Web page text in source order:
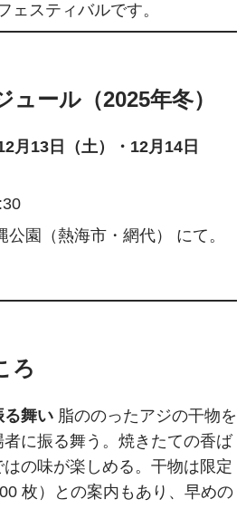
ェスティバルです。
ュール（2025年冬）
月13日（土）・12月14日
公園（熱海市・網代） にて。
ろ
る舞い 脂ののったアジの干物を
に振る舞う。焼きたての香ば
はの味が楽しめる。干物は限定
枚）との案内もあり、早めの